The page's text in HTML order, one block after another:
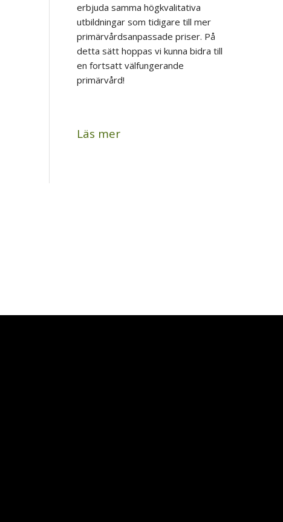
erbjuda samma högkvalitativa
utbildningar som tidigare till mer
primärvårdsanpassade priser. På
detta sätt hoppas vi kunna bidra till
en fortsatt välfungerande
primärvård!
Läs mer